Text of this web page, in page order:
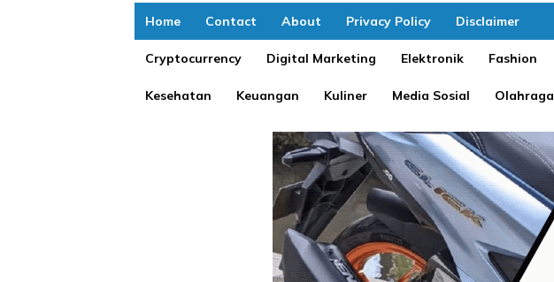
Home Contact About Privacy Policy Disclaimer
Cryptocurrency Digital Marketing Elektronik Fashion
Kesehatan Keuangan Kuliner Media Sosial Olahraga